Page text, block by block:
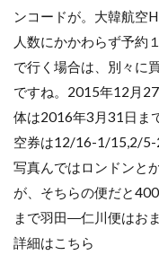
ンコードが。大韓航空
人数にかかわらず予約
で行く場合は、別々に
ですね。2015年12月
体は2016年3月31日ま
空券は12/16-1/15,2/5-
写真んではロンドンと
が、そちらの便だと
まで羽田―仁川便はお
詳細はこちら